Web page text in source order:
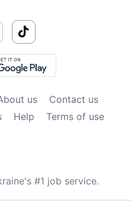
us
Contact us
Help Terms of use
#1 job service.